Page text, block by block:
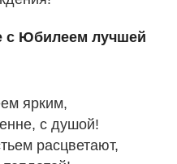
с Юбилеем лучшей
ярким,
с душой!
расцветают,